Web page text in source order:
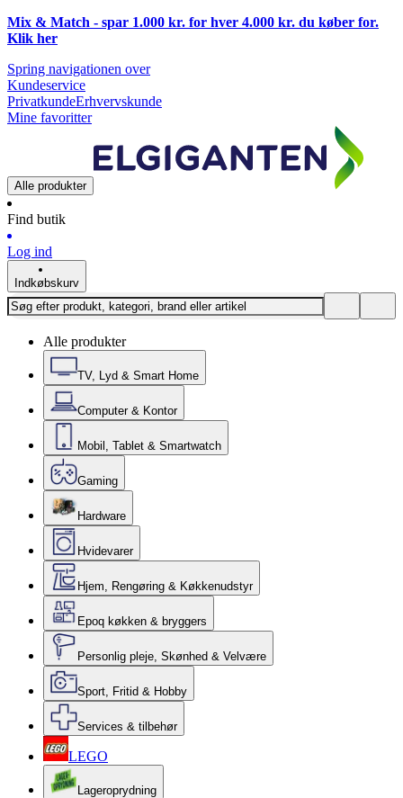
Mix & Match - spar 1.000 kr. for hver 4.000 kr. du køber for.
Klik her
Spring navigationen over
Kundeservice
PrivatkundeErhvervskunde
Mine favoritter
Alle produkter
Find butik
Log ind
Indkøbskurv
Alle produkter
TV, Lyd & Smart Home
Computer & Kontor
Mobil, Tablet & Smartwatch
Gaming
Hardware
Hvidevarer
Hjem, Rengøring & Køkkenudstyr
Epoq køkken & bryggers
Personlig pleje, Skønhed & Velvære
Sport, Fritid & Hobby
Services & tilbehør
LEGO
Lageroprydning